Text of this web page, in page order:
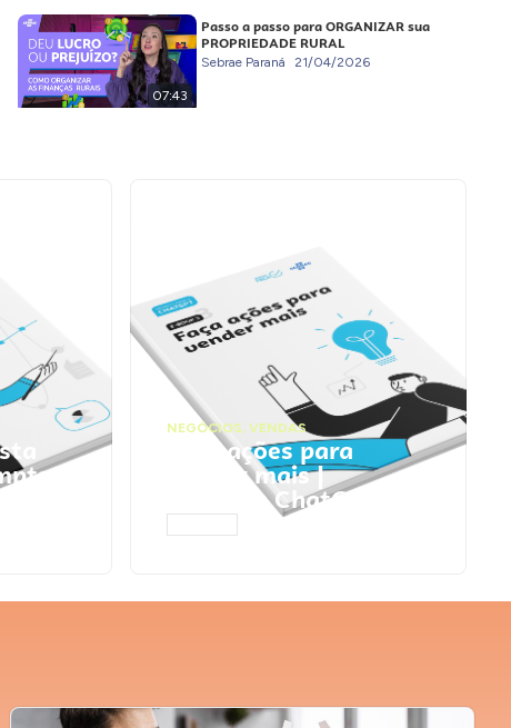
07:43
Passo a passo para ORGANIZAR sua
PROPRIEDADE RURAL
Sebrae Paraná 21/04/2026
NEGÓCIOS, VENDAS
Faça ações para
vender mais |
Prompts ChatGPT